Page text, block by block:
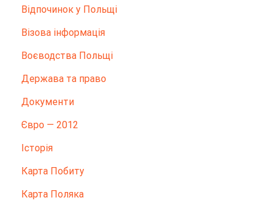
Відпочинок у Польщі
Візова інформація
Воєводства Польщі
Держава та право
Документи
Євро — 2012
Історія
Карта Побиту
Карта Поляка